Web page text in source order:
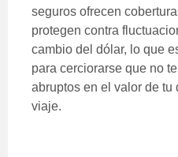
seguros ofrecen
protegen contra
cambio del dólar, lo que
para cerciorarse que no
abruptos en el valor de tu
viaje.